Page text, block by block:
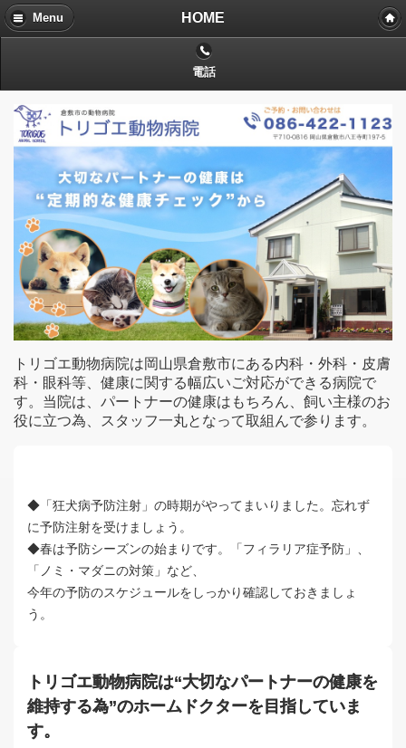
Menu HOME
電話
トリゴエ動物病院は岡山県倉敷市にある内科・外科・皮膚
科・眼科等、健康に関する幅広いご対応ができる病院で
す。当院は、パートナーの健康はもちろん、飼い主様のお
役に立つ為、スタッフ一丸となって取組んで参ります。
◆「狂犬病予防注射」の時期がやってまいりました。忘れず
に予防注射を受けましょう。
◆春は予防シーズンの始まりです。「フィラリア症予防」、
「ノミ・マダニの対策」など、
今年の予防のスケジュールをしっかり確認しておきましょ
う。
トリゴエ動物病院は“大切なパートナーの健康を
維持する為”のホームドクターを目指していま
す。